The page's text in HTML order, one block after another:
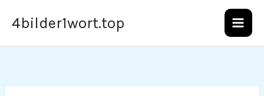
Inhalt
4bilder1wort.top